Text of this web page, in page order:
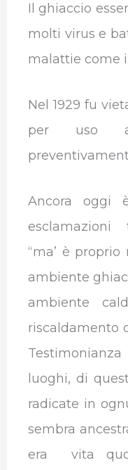
Il ghiaccio
molti virus e
malattie come
Nel 1929 fu
per uso
Ancora oggi
esclamazioni
“ma’ è
ambiente
ambiente
riscaldamento
luoghi, di
radicate in
sembra
era vita